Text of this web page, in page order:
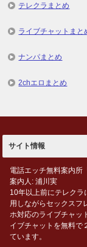
テレクラまとめ
ライブチャットまと
ナンパまとめ
2chエロまとめ
サイト情報
電話エッチ無料案内所
案内人: 浦川実
10年以上前にテレク
用しながらセックスフ
ホ対応のライブチャッ
イブチャットを無料で
ています。